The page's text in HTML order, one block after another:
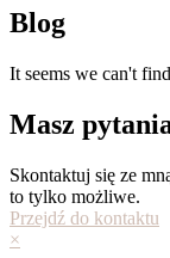
Blog
It seems we can't
Masz
Skontaktuj się ze
to tylko możliwe.
Przejdź do kontaktu
×